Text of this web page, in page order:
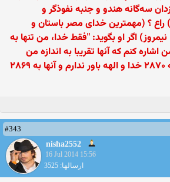
سه‌گانه هندو و جنبه نفوذگر و
؟ (مهمترین خدای مصر باستان و
اگر او بگوید: "فقط خدا، من تنها به
اشاره کنم که آنها تقریبا به اندازه من
خداناباور هستند. من به ۲۸۷۰ خدا و الهه باور ندارم و آنها به ۲۸۶۹
#343
nisha2552
16 Jul 2014 15:56
ارسالها: 3525